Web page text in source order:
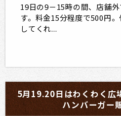
19日の9－15時の間、店舗
す。料金15分程度で500円
してくれ...
5月19.20日はわくわく広
ハンバーガー